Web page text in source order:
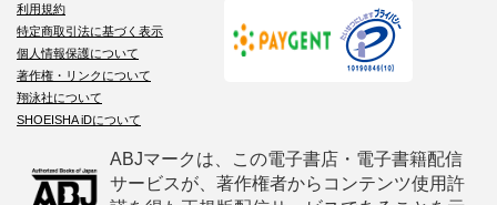
利用規約
特定商取引法に基づく表示
個人情報保護について
著作権・リンクについて
翔泳社について
SHOEISHA iDについて
ABJマークは、この電子書店・電子書籍配信
サービスが、著作権者からコンテンツ使用許